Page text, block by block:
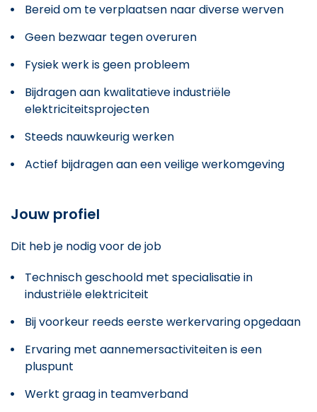
Bereid om te verplaatsen naar diverse werven
Geen bezwaar tegen overuren
Fysiek werk is geen probleem
Bijdragen aan kwalitatieve industriële
elektriciteitsprojecten
Steeds nauwkeurig werken
Actief bijdragen aan een veilige werkomgeving
Jouw profiel
Dit heb je nodig voor de job
Technisch geschoold met specialisatie in
industriële elektriciteit
Bij voorkeur reeds eerste werkervaring opgedaan
Ervaring met aannemersactiviteiten is een
pluspunt
Werkt graag in teamverband